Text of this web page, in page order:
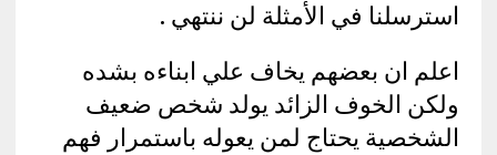
استرسلنا في الأمثلة لن ننتهي .
اعلم ان بعضهم يخاف علي ابناءه بشده
ولكن الخوف الزائد يولد شخص ضعيف
الشخصية يحتاج لمن يعوله باستمرار فهم